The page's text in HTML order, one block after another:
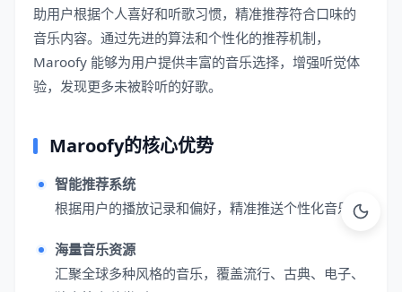
助用户根据个人喜好和听歌习惯，精准推荐符合口味的
音乐内容。通过先进的算法和个性化的推荐机制，
Maroofy 能够为用户提供丰富的音乐选择，增强听觉体
验，发现更多未被聆听的好歌。
Maroofy的核心优势
智能推荐系统
根据用户的播放记录和偏好，精准推送个性化音乐。
海量音乐资源
汇聚全球多种风格的音乐，覆盖流行、古典、电子、